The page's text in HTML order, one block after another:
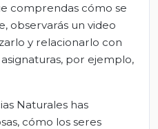
comprendas cómo se
observarás un video
y relacionarlo con
por ejemplo,
Naturales has
cómo los seres